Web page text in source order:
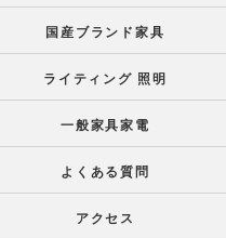
国産ブランド家具
ライティング 照明
一般家具家電
よくある質問
アクセス